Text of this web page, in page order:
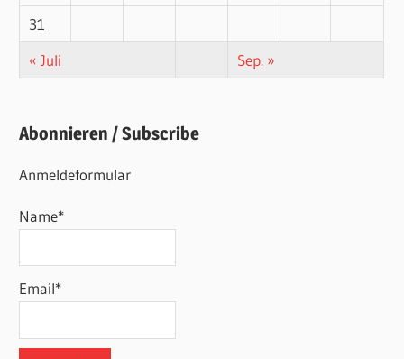
31
« Juli
Sep. »
Abonnieren / Subscribe
Anmeldeformular
Name*
Email*